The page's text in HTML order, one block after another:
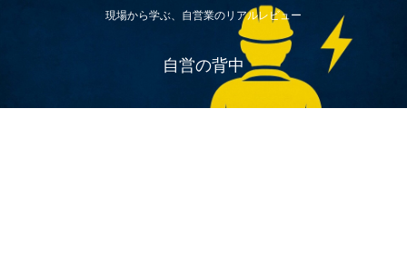
現場から学ぶ、自営業のリアルレビュー
自営の背中